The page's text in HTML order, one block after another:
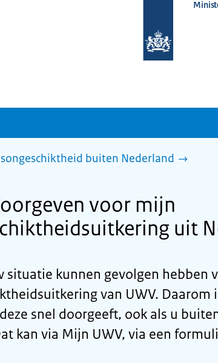
homepage
buiten Nederland
voor mijn
uit
situatie kunnen gevolgen hebben
van UWV. Daarom
snel doorgeeft, ook als u
kan via Mijn UWV, via een